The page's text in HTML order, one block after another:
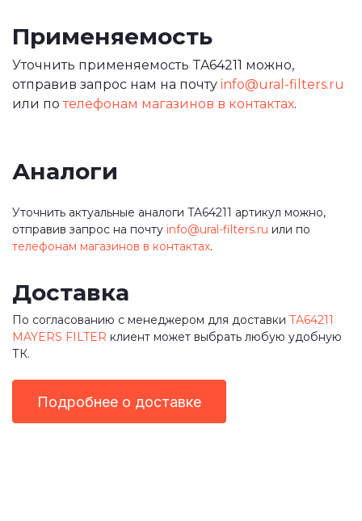
Применяемость
Уточнить применяемость TA64211 можно,
отправив запрос нам на почту info@ural-filters.ru
или потелефонам магазинов в контактах.
Аналоги
Уточнить актуальные аналоги TA64211 артикул можно,
отправив запрос на почту info@ural-filters.ru или по
телефонам магазинов в контактах.
Доставка
По согласованию с менеджером для доставки TA64211
MAYERS FILTER клиент может выбрать любую удобную
ТК.
Подробнее о доставке